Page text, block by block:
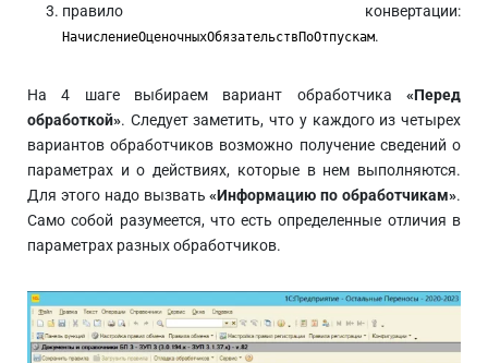
правило конвертации:
НачислениеОценочныхОбязательствПоОтпускам.
На 4 шаге выбираем вариант обработчика «Перед
обработкой». Следует заметить, что у каждого из четырех
вариантов обработчиков возможно получение сведений о
параметрах и о действиях, которые в нем выполняются.
Для этого надо вызвать«Информацию по обработчикам».
Само собой разумеется, что есть определенные отличия в
параметрах разных обработчиков.